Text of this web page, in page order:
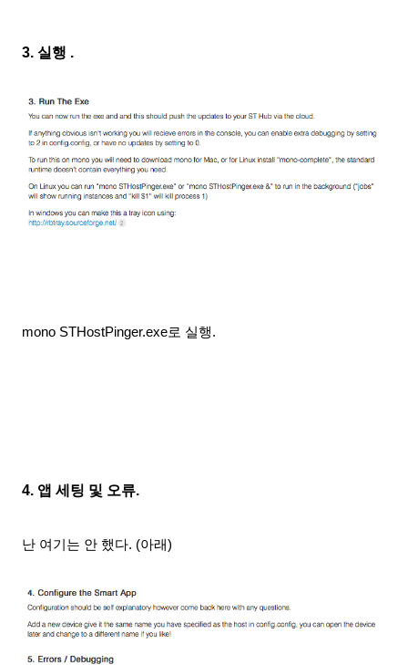
3. 실행 .
mono STHostPinger.exe로 실행.
4. 앱 세팅 및 오류.
난 여기 는 안 했다. (아래)